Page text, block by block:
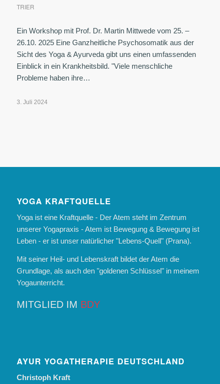
TRIER
Ein Workshop mit Prof. Dr. Martin Mittwede vom 25. –
26.10. 2025 Eine Ganzheitliche Psychosomatik aus der
Sicht des Yoga & Ayurveda gibt uns einen umfassenden
Einblick in ein Krankheitsbild. "Viele menschliche
Probleme haben ihre…
3. Juli 2024
YOGA KRAFTQUELLE
Yoga ist eine Kraftquelle - Der Atem steht im Zentrum
unserer Yogapraxis - Atem ist Bewegung & Bewegung ist
Leben - er ist unser natürlicher "Lebens-Quell" (Prana).
Mit seiner Heil- und Lebenskraft bildet der Atem die
Grundlage, als auch den "goldenen Schlüssel" in meinem
Yogaunterricht.
MITGLIED IM BDY
AYUR YOGATHERAPIE DEUTSCHLAND
Christoph Kraft